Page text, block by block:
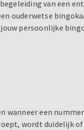
van een
ouderwetse
persoonlijke
wanneer een
roept, wordt duidelijk